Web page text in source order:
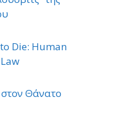
Die: Human
Θάνατο